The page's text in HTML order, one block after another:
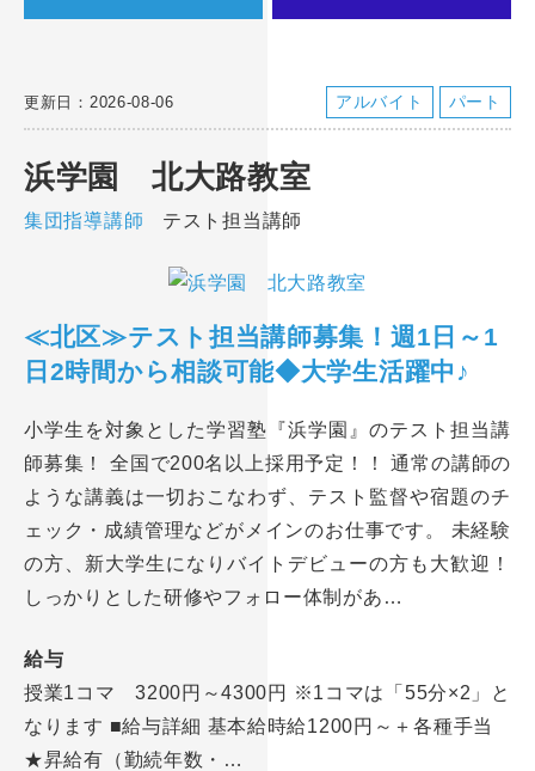
更新日：2026-08-06 アルバイト パート
浜学園 北大路教室
集団指導講師 テスト担当講師
≪北区≫テスト担当講師募集！週1日～1
日2時間から相談可能◆大学生活躍中♪
小学生を対象とした学習塾『浜学園』のテスト担当講
師募集！ 全国で200名以上採用予定！！ 通常の講師の
ような講義は一切おこなわず、テスト監督や宿題のチ
ェック・成績管理などがメインのお仕事です。 未経験
の方、新大学生になりバイトデビューの方も大歓迎！
しっかりとした研修やフォロー体制があ…
給与
授業1コマ 3200円～4300円 ※1コマは「55分×2」と
なります ■給与詳細 基本給時給1200円～＋各種手当
★昇給有（勤続年数・…